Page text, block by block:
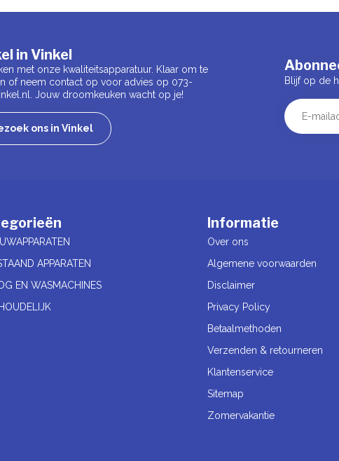
in Vinkel
met onze kwaliteitsapparatuur. Klaar om te
of neem contact op voor advies op 073-
. Jouw droomkeuken wacht op je!
ons in Vinkel
Blijf op de
APPARATEN
EN WASMACHINES
Informatie
Over ons
Algemene voorwaarden
Disclaimer
Privacy Policy
Betaalmethoden
Verzenden & retourneren
Klantenservice
Sitemap
Zomervakantie